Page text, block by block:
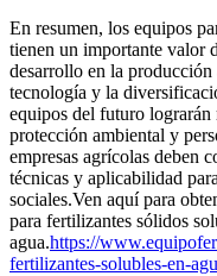
En resumen, los equipos
tienen un importante valor
desarrollo en la
tecnología y la
equipos del futuro lograrán
protección ambiental y
empresas agrícolas deben
técnicas y aplicabilidad
sociales.Ven aquí para
para fertilizantes sólidos
agua.https://
fertilizantes-solubles-en-